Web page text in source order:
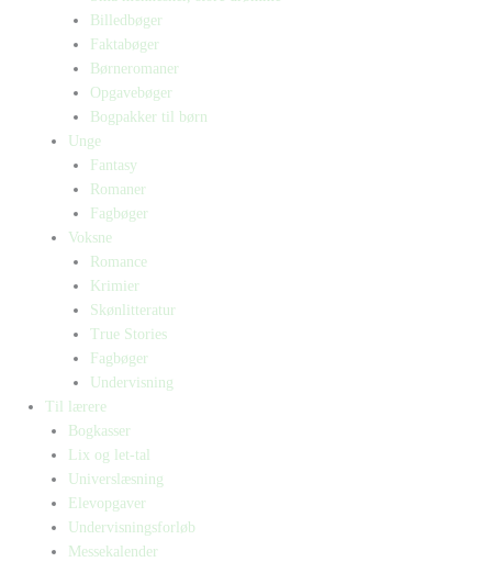
Billedbøger
Faktabøger
Børneromaner
Opgavebøger
Bogpakker til børn
Unge
Fantasy
Romaner
Fagbøger
Voksne
Romance
Krimier
Skønlitteratur
True Stories
Fagbøger
Undervisning
Til lærere
Bogkasser
Lix og let-tal
Universlæsning
Elevopgaver
Undervisningsforløb
Messekalender